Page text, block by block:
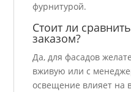
фурнитурой.
Стоит ли
заказом?
Да, для фасадов
вживую или с
освещение влияет на